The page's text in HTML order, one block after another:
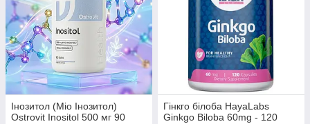
Інозитол (Міо Інозитол)
Ostrovit Inositol 500 мг 90
Гінкго білоба HayaLabs
Ginkgo Biloba 60mg - 120